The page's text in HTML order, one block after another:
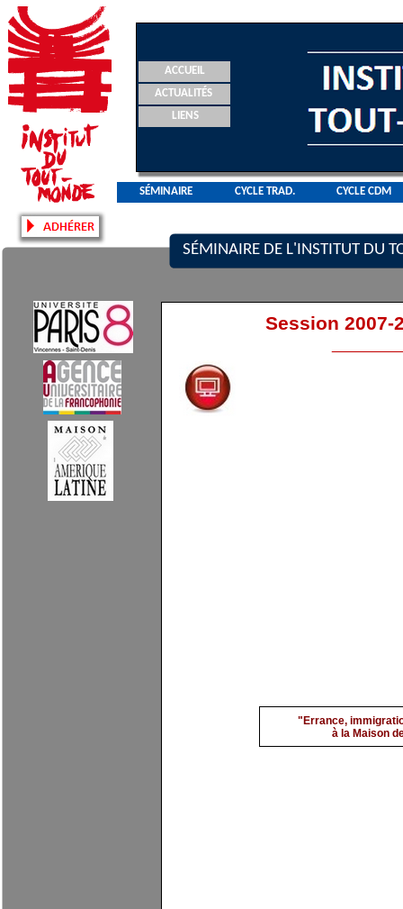
Mantia 1 parevimarch
Session 2007-
"Errance,
à la Maison
SÉMINAIRE DE L'INSTITUT DU
SÉMINAIRE CYCLE TRAD. CYCLE CDM
ACCUEIL
ACTUALITÉS
LIENS